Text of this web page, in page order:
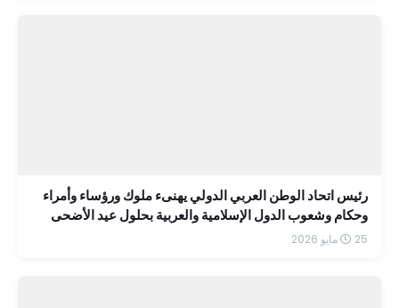
رئيس اتحاد الوطن العربي الدولي يهنىء ملوك ورؤساء وأمراء
وحكام وشعوب الدول الإسلامية والعربية بحلول عيد الأضحى
المبارك
25 مايو 2026